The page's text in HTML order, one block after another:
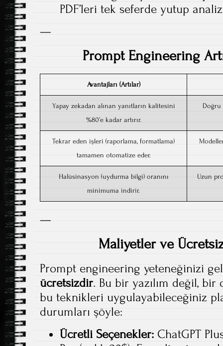
PDF’leri tek seferde yutup
—
Prompt Engineering
Avantajları (Artılar)
Yapay zekadan alınan yanıtların kalitesini
%80’e kadar artırır.
Doğru
Tekrar eden işleri (raporlama, formatlama)
tamamen otomatize eder.
Halüsinasyon (uydurma bilgi) oranını
minimuma indirir.
Uzun
—
Maliyetler ve
Prompt engineering yeteneğinizi
ücretsizdir. Bu bir yazılım değil,
bu teknikleri uygulayabileceğiniz
durumları şöyle:
Ücretli Seçenekler: ChatGPT